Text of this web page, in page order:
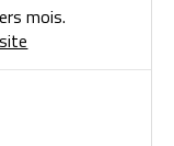
mois.